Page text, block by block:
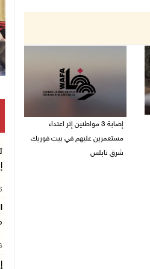
إصابة 3 مواطنين إثر اعتداء
مستعمرين عليهم في بيت فوريك
شرق نابلس